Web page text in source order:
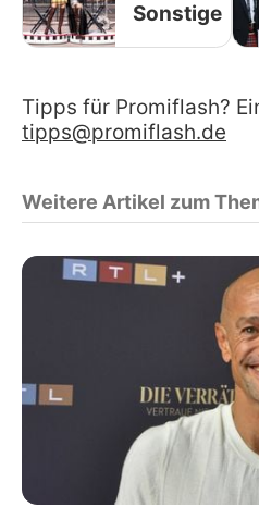
Sonstige
Tipps für Promiflash?
tipps@promiflash.de
Weitere Artikel zum